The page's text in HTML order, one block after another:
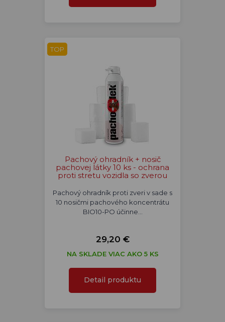
TOP
Pachový ohradník + nosič
pachovej látky 10 ks - ochrana
proti stretu vozidla so zverou
Pachový ohradník proti zveri v sade s
10 nosičmi pachového koncentrátu
BIO10-PO účinne…
29,20 €
NA SKLADE VIAC AKO 5 KS
Detail produktu